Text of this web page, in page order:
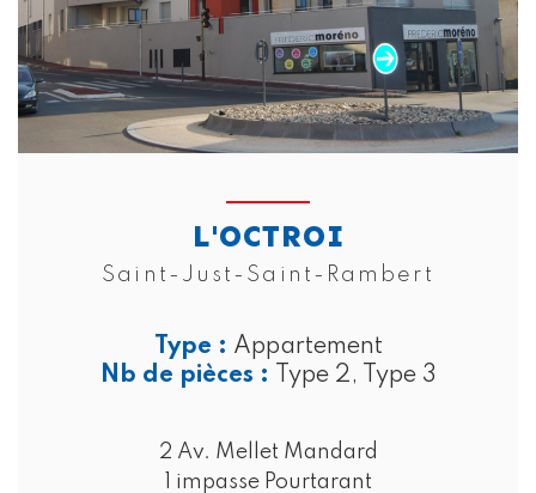
L'OCTROI
Saint-Just-Saint-Rambert
Type : Appartement
Nb de pièces :
Type 2, Type 3
2 Av. Mellet Mandard
1 impasse Pourtarant